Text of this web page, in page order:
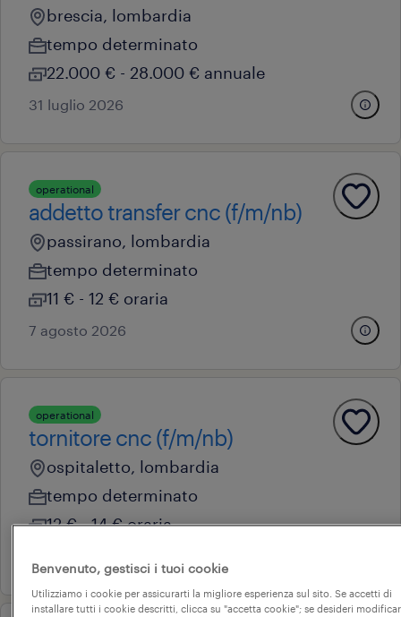
brescia, lombardia
tempo determinato
22.000 € - 28.000 € annuale
31 luglio 2026
operational
addetto transfer cnc (f/m/nb)
passirano, lombardia
tempo determinato
11 € - 12 € oraria
7 agosto 2026
operational
tornitore cnc (f/m/nb)
ospitaletto, lombardia
tempo determinato
12 € - 14 € oraria
Benvenuto, gestisci i tuoi cookie
Utilizziamo i cookie per assicurarti la migliore esperienza sul sito. Se accetti di
installare tutti i cookie descritti, clicca su "accetta cookie"; se desideri